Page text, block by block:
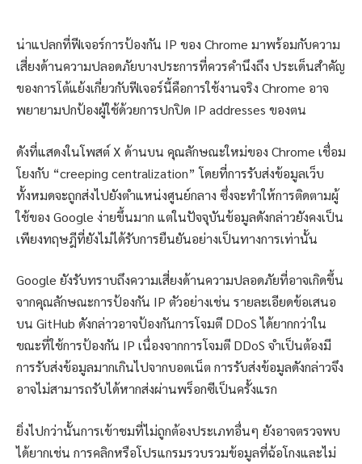
น่าแปลกที่ฟีเจอร์การป้องกัน IP ของ Chrome มาพร้อมกับความ
เสี่ยงด้านความปลอดภัยบางประการที่ควรคำนึงถึง ประเด็นสำคัญ
ของการโต้แย้งเกี่ยวกับฟีเจอร์นี้คือการใช้งานจริง Chrome อาจ
พยายามปกป้องผู้ใช้ด้วยการปกปิด IP addresses ของตน
ดังที่แสดงในโพสต์ X ด้านบน คุณลักษณะใหม่ของ Chrome เชื่อม
โยงกับ “creeping centralization” โดยที่การรับส่งข้อมูลเว็บ
ทั้งหมดจะถูกส่งไปยังตำแหน่งศูนย์กลาง ซึ่งจะทำให้การติดตามผู้
ใช้ของ Google ง่ายขึ้นมาก แต่ในปัจจุบันข้อมูลดังกล่าวยังคงเป็น
เพียงทฤษฎีที่ยังไม่ได้รับการยืนยันอย่างเป็นทางการเท่านั้น
Google ยังรับทราบถึงความเสี่ยงด้านความปลอดภัยที่อาจเกิดขึ้น
จากคุณลักษณะการป้องกัน IP ตัวอย่างเช่น รายละเอียดข้อเสนอ
บน GitHub ดังกล่าวอาจป้องกันการโจมตี DDoS ได้ยากกว่าใน
ขณะที่ใช้การป้องกัน IP เนื่องจากการโจมตี DDoS จำเป็นต้องมี
การรับส่งข้อมูลมากเกินไปจากบอตเน็ต การรับส่งข้อมูลดังกล่าวจึง
อาจไม่สามารถรับได้หากส่งผ่านพร็อกซีเป็นครั้งแรก
ยิ่งไปกว่านั้นการเข้าชมที่ไม่ถูกต้องประเภทอื่นๆ ยังอาจตรวจพบ
ได้ยากเช่น การคลิกหรือโปรแกรมรวบรวมข้อมูลที่ฉ้อโกงและไม่